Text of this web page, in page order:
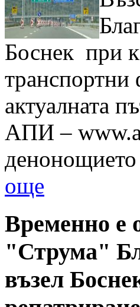
Боснек при
транспортни
актуалната
АПИ –
още
Временно е
"Струма"
възел